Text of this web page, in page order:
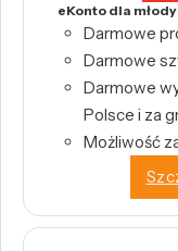
eKonto dla
Darmowe
Darmowe
Darmowe
Polsce i za
Możliwość